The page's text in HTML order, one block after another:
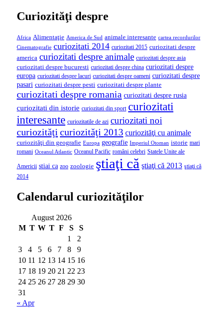
Curiozităţi despre
Africa Alimentaţie America de Sud animale interesante cartea recordurilor
Cinematografie curiozitati 2014 curiozitati 2015 curiozitati despre
america curiozitati despre animale curiozitati despre asia
curiozitati despre bucuresti curiozitati despre china curiozitati despre
europa curiozitati despre lacuri curiozitati despre oameni curiozitati despre
pasari curiozitati despre pesti curiozitati despre plante
curiozitati despre romania curiozitati despre rusia
curiozitati din istorie curiozitati din sport curiozitati
interesante curiozitatile de azi curiozitati noi
curiozităţi curiozităţi 2013 curiozităţi cu animale
curiozităţi din geografie Europa geografie Imperiul Otoman istorie mari
romani Oceanul Atlantic Oceanul Pacific români celebri Statele Unite ale
Americii stiai ca zoo zoologie ştiaţi că ştiaţi că 2013 ştiaţi că
2014
Calendarul curiozităţilor
August 2026
M T W T F S
S
1
2
3
4 5 6 7 8
9
10 11 12 13 14 15 16
17 18 19 20 21 22 23
24 25 26 27 28 29 30
31
« Apr